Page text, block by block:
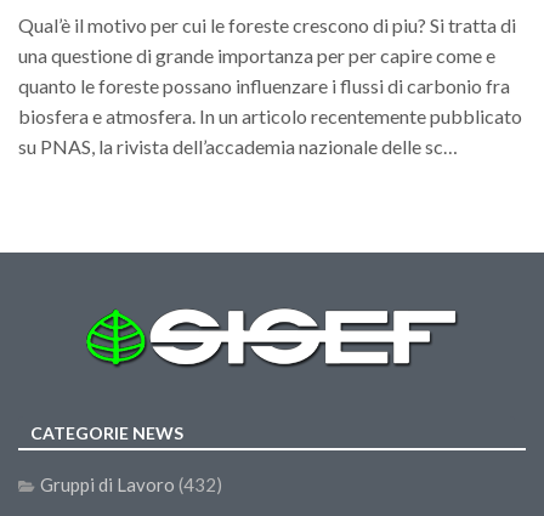
Avvisi
Borse di Studio
Call for Papers
Call for Proposals
Corsi di Aggiornamento
Corsi di Specializzazione
Opportunità di Lavoro
Qual’è il motivo per cui le foreste crescono di piu? Si tratta di
una questione di grande importanza per per capire come e
quanto le foreste possano influenzare i flussi di carbonio fra
biosfera e atmosfera. In un articolo recentemente pubblicato
su PNAS, la rivista dell’accademia nazionale delle sc…
CATEGORIE NEWS
Gruppi di Lavoro (432)